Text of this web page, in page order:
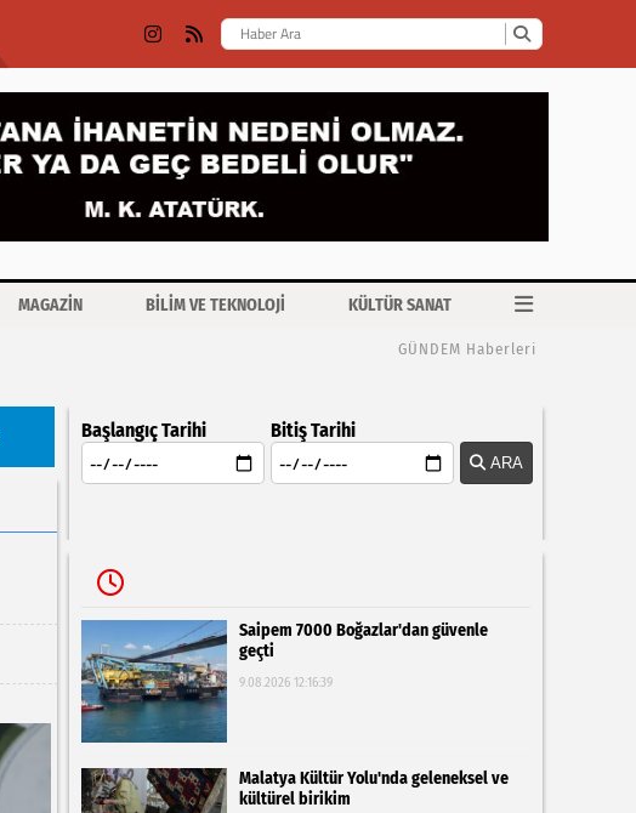
MAGAZİN BİLİM VE TEKNOLOJİ KÜLTÜR SANAT
GÜNDEM Haberleri
Başlangıç Tarihi Bitiş Tarihi
ARA
Saipem 7000 Boğazlar'dan güvenle
geçti
9.08.2026 12:16:39
Malatya Kültür Yolu'nda geleneksel ve
kültürel birikim